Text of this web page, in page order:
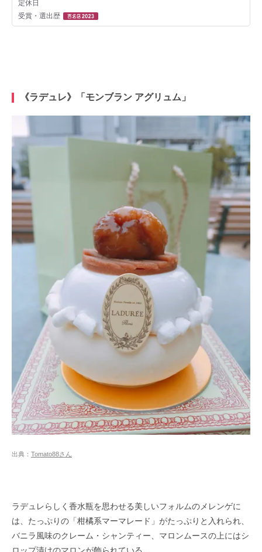
《ラデュレ》「モンブラン アグリュム」
出典： Tomato88さん
ラデュレらしく香水瓶を思わせる美しいフォルムのメレンゲに
は、たっぷりの「柑橘系マーマレード」がたっぷりと入れられ、
バニラ風味のクレーム・シャンティー、マロンムースの上にはシ
ロップ漬けのマロンが飾られている。